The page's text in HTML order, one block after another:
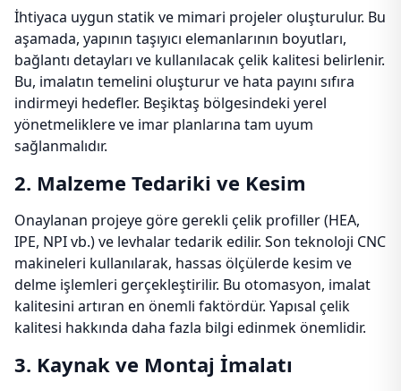
İhtiyaca uygun statik ve mimari projeler oluşturulur. Bu
aşamada, yapının taşıyıcı elemanlarının boyutları,
bağlantı detayları ve kullanılacak çelik kalitesi belirlenir.
Bu, imalatın temelini oluşturur ve hata payını sıfıra
indirmeyi hedefler. Beşiktaş bölgesindeki yerel
yönetmeliklere ve imar planlarına tam uyum
sağlanmalıdır.
2. Malzeme Tedariki ve Kesim
Onaylanan projeye göre gerekli çelik profiller (HEA,
IPE, NPI vb.) ve levhalar tedarik edilir. Son teknoloji CNC
makineleri kullanılarak, hassas ölçülerde kesim ve
delme işlemleri gerçekleştirilir. Bu otomasyon, imalat
kalitesini artıran en önemli faktördür. Yapısal çelik
kalitesi hakkında daha fazla bilgi edinmek önemlidir.
3. Kaynak ve Montaj İmalatı